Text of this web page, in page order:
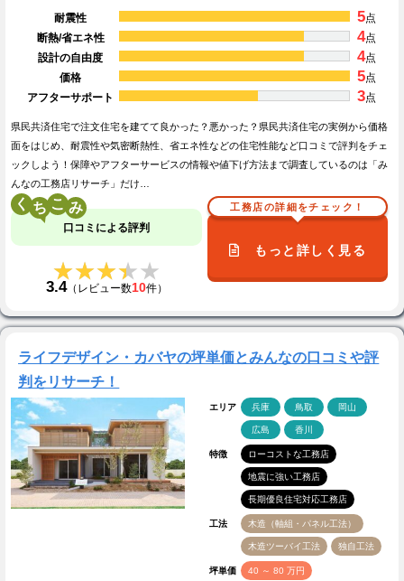
耐震性 5点
断熱/省エネ性
4点
設計の自由度
4点
価格
5点
アフターサポート
3点
県民共済住宅で注文住宅を建てて良かった？悪かった？県民共済住宅の実例から価格
面をはじめ、耐震性や気密断熱性、省エネ性などの住宅性能など口コミで評判をチェ
ックしよう！保障やアフターサービスの情報や値下げ方法まで調査しているのは「み
んなの工務店リサーチ」だけ…
く こ
口コミによる評判
★★★★★
★★★★★
3.4（レビュー数10件）
工務店の詳細をチェック！
もっと詳しく見る
ライフデザイン・カバヤの坪単価とみんなの口コミや評
判をリサーチ！
エリア 兵庫 鳥取 岡山
広島 香川
特徴 ローコストな工務店
地震に強い工務店
長期優良住宅対応工務店
工法 木造（軸組・パネル工法）
木造ツーバイ工法 独自工法
坪単価 40 ～ 80 万円